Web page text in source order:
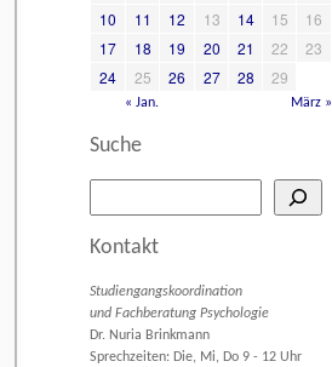
10
11 12 13 14 15
16
17
18 19 20 21 22
23
24
25 26 27 28 29
« Jan. März »
Suche
Kontakt
Studiengangskoordination
und Fachberatung Psychologie
Dr. Nuria Brinkmann
Sprechzeiten: Die, Mi, Do 9 - 12 Uhr